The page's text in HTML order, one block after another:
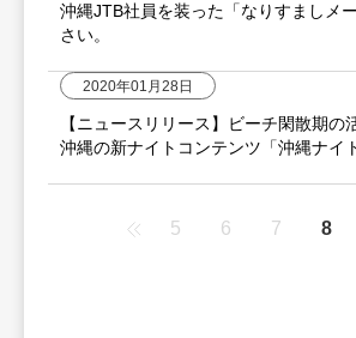
沖縄JTB社員を装った「なりすましメ
さい。
2020年01月28日
【ニュースリリース】ビーチ閑散期の
沖縄の新ナイトコンテンツ「沖縄ナイ
5 6 7 8